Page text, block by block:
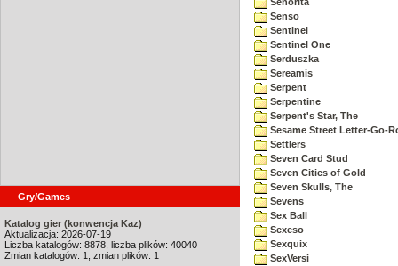
Gry/Games
Katalog gier (konwencja Kaz)
Aktualizacja: 2026-07-19
Liczba katalogów: 8878, liczba plików: 40040
Zmian katalogów: 1, zmian plików: 1
Senso
Sentinel
Sentinel One
Serduszka
Sereamis
Serpent
Serpentine
Serpent's Star, The
Sesame Street Letter-Go-
Settlers
Seven Card Stud
Seven Cities of Gold
Seven Skulls, The
Sevens
Sex Ball
Sexeso
Sexquix
SexVersi